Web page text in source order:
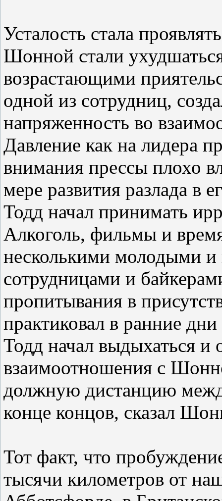
Усталость стала
Шонной стали
возрастающими
одной из сотрудниц,
напряженность во
Давление как на лидера
внимания прессы плохо
мере развития разлада в
Тодд начал принимать
Алкоголь, фильмы и
несколькими молодыми и
сотрудницами и
пропитывания в
практиковал в ранние дни
Тодд начал выдыхаться и
взаимоотношения с
должную дистанцию
конце концов, сказал
Тот факт, что
тысячи километров от